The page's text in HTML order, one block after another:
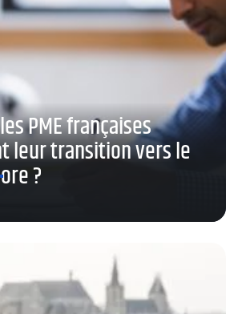
PME françaises
leur transition vers le
?